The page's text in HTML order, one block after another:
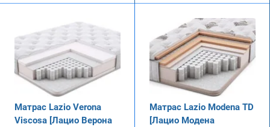
Матрас Lazio Verona
Viscosa [Лацио Верона
Матрас Lazio Modena TD
[Лацио Модена